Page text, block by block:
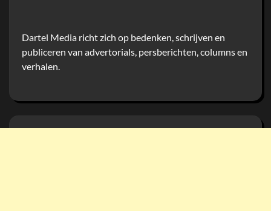
Dartel Media richt zich op bedenken, schrijven en
publiceren van advertorials, persberichten, columns en
verhalen.